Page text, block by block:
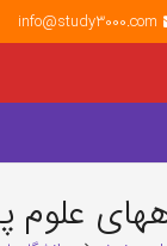
info@study3000.com
علوم